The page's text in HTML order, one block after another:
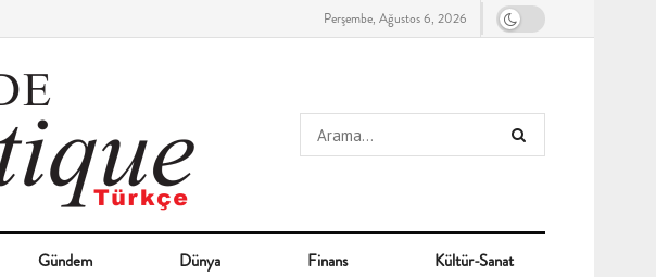
Perşembe, Ağustos 6, 2026
Gündem Dünya Finans Kültür-Sanat